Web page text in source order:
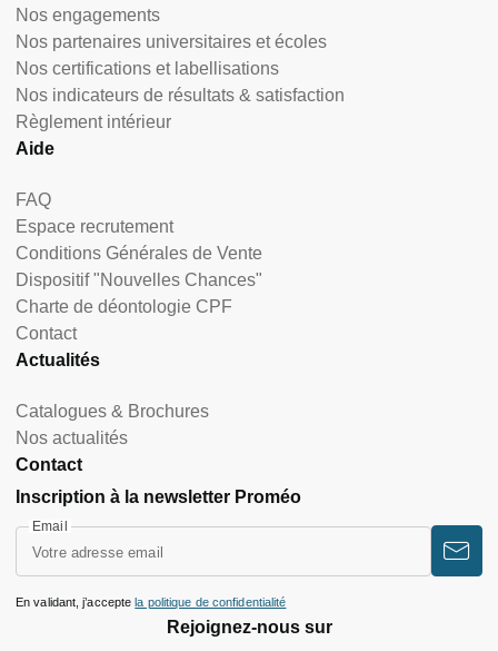
Nos engagements
Nos partenaires universitaires et écoles
Nos certifications et labellisations
Nos indicateurs de résultats & satisfaction
Règlement intérieur
Aide
FAQ
Espace recrutement
Conditions Générales de Vente
Dispositif "Nouvelles Chances"
Charte de déontologie CPF
Contact
Actualités
Catalogues & Brochures
Nos actualités
Contact
Rejoignez-nous sur
Inscription à la newsletter Proméo
Email
En validant, j’accepte la politique de confidentialité